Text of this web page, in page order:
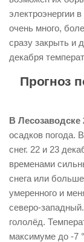
электроэнергии
очень много,
сразу закрыть и
декабря
Прогноз
В Лесозаводске
осадков погода.
снег. 22 и 23
временами
снега или
умеренного и
северо-
гололёд.
максимуме до -7